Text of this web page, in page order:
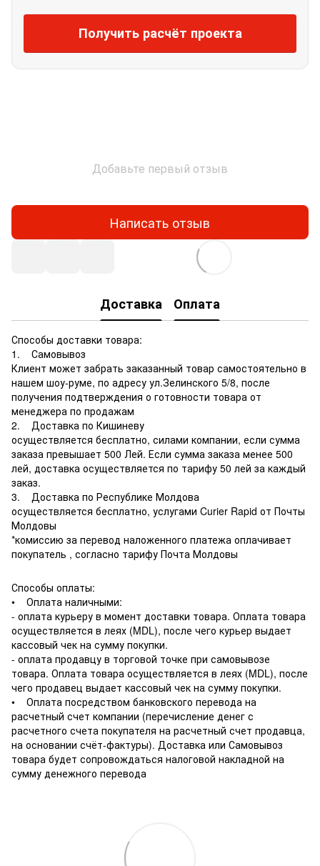
Получить расчёт проекта
Добавьте первый отзыв
Написать отзыв
Доставка Оплата
Способы доставки товара:
1. Самовывоз
Клиент может забрать заказанный товар самостоятельно в
нашем шоу-руме, по адресу ул.Зелинского 5/8, после
получения подтверждения о готовности товара от
менеджера по продажам
2. Доставка по Кишиневу
осуществляется бесплатно, силами компании, если сумма
заказа превышает 500 Лей. Если сумма заказа менее 500
лей, доставка осуществляется по тарифу 50 лей за каждый
заказ.
3. Доставка по Республике Молдова
осуществляется бесплатно, услугами Curier Rapid от Почты
Молдовы
*комиссию за перевод наложенного платежа оплачивает
покупатель , согласно тарифу Почта Молдовы
Способы оплаты:
• Оплата наличными:
- оплата курьеру в момент доставки товара. Оплата товара
осуществляется в леях (MDL), после чего курьер выдает
кассовый чек на сумму покупки.
- оплата продавцу в торговой точке при самовывозе
товара. Оплата товара осуществляется в леях (MDL), после
чего продавец выдает кассовый чек на сумму покупки.
• Оплата посредством банковского перевода на
расчетный счет компании (перечисление денег с
расчетного счета покупателя на расчетный счет продавца,
на основании счёт-фактуры). Доставка или Самовывоз
товара будет сопровождаться налоговой накладной на
сумму денежного перевода